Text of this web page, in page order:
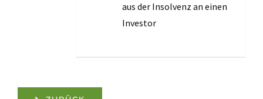
aus der Insolvenz an einen
Investor